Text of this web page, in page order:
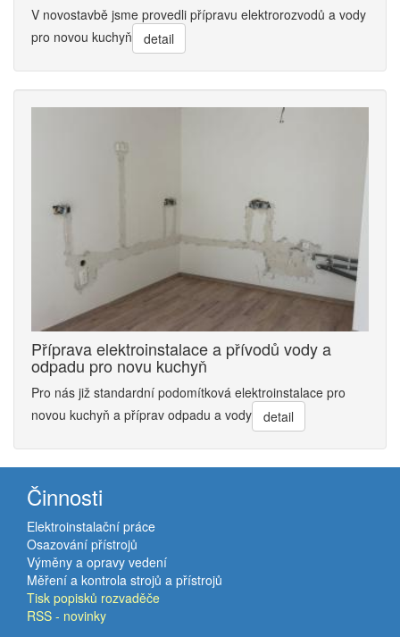
V novostavbě jsme provedli přípravu elektrorozvodů a vody
pro novou kuchyň
detail
Příprava elektroinstalace a přívodů vody a
odpadu pro novu kuchyň
Pro nás již standardní podomítková elektroinstalace pro
novou kuchyň a příprav odpadu a vody
detail
Činnosti
Elektroinstalační práce
Osazování přístrojů
Výměny a opravy vedení
Měření a kontrola strojů a přístrojů
Tisk popisků rozvaděče
RSS - novinky